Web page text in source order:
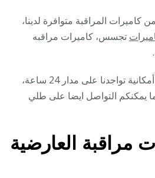
كاميرات المراقبة متوافرة لدينا،
تجسس، كاميرات مراقبه
أنسب و ارخص الأسعار مع أمكانية تواجدنا على مدار 24 ساعة،
يمكنكم التواصل ايضا على طلي
مراقبة العارضية